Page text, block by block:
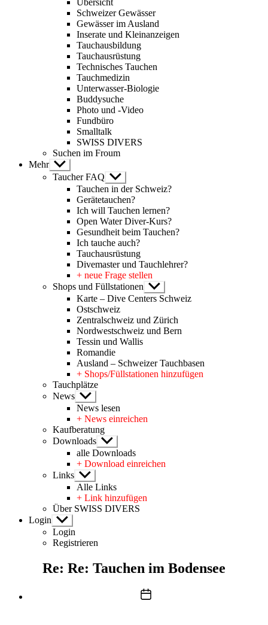
Schweizer Gewässer
Gewässer im Ausland
Inserate und Kleinanzeigen
Tauchausbildung
Tauchausrüstung
Technisches Tauchen
Tauchmedizin
Unterwasser-Biologie
Buddysuche
Photo und -Video
Fundbüro
Smalltalk
SWISS DIVERS
Suchen im Froum
Mehr Untermenü
anzeigen
Taucher FAQ Untermenü
anzeigen
Tauchen in der Schweiz?
Gerätetauchen?
Ich will Tauchen lernen?
Open Water Diver-Kurs?
Gesundheit beim Tauchen?
Ich tauche auch?
Tauchausrüstung
Divemaster und Tauchlehrer?
+ neue Frage stellen
Shops und Füllstationen Untermenü
anzeigen
Karte – Dive Centers Schweiz
Ostschweiz
Zentralschweiz und Zürich
Nordwestschweiz und Bern
Tessin und Wallis
Romandie
Ausland – Schweizer Tauchbasen
+ Shops/Füllstationen hinzufügen
Tauchplätze
News Untermenü
anzeigen
News lesen
+ News einreichen
Kaufberatung
Downloads Untermenü
anzeigen
alle Downloads
+ Download einreichen
Links Untermenü
anzeigen
Alle Links
+ Link hinzufügen
Über SWISS DIVERS
Login Untermenü
anzeigen
Login
Registrieren
Re: Re: Tauchen im Bodensee
Beitragsdatum